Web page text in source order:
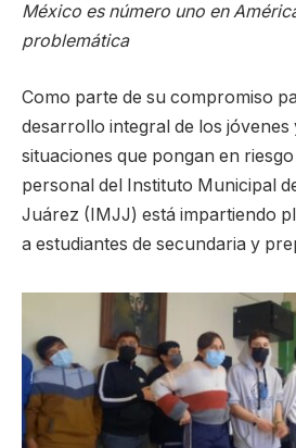
México es número uno en
problemática
Como parte de su compromiso
desarrollo integral de los
situaciones que pongan en
personal del Instituto Municipal
Juárez (IMJJ) está impartiendo
a estudiantes de secundaria y